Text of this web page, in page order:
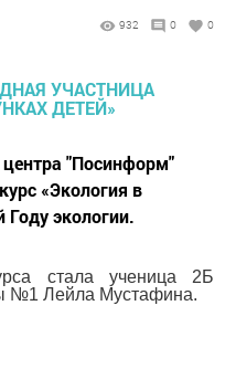
932 0 0
"Посинформ"
«Экология в
экологии.
стала ученица 2Б
№1 Лейла Мустафина.